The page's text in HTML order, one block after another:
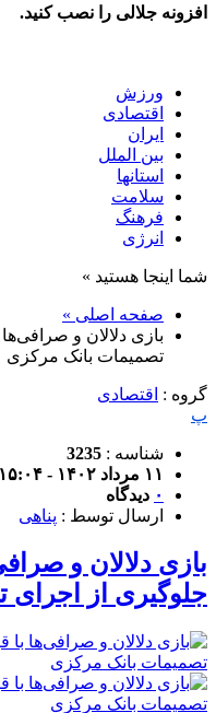
افزونه جلالی را نصب کنید.
ورزش
اقتصادی
ایران
بین الملل
استانها
سلامت
فرهنگ
انرژی
شما اینجا هستید »
صفحه اصلی »
بازی دلالان و
تصمیمات بانک مرکزی
گروه : اقتصادی
پ
شناسه : 3235
۱۱ مرداد ۱۴۰۲ - ۱۵:۰۴
۰ دیدگاه
ارسال توسط : پناهی
بازی دلالان و
جلوگیری از